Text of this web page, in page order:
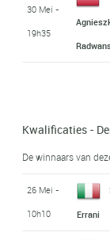
30 Mei -
19h35
Kwalificaties -
De winnaars van
26 Mei -
10h10
Errani